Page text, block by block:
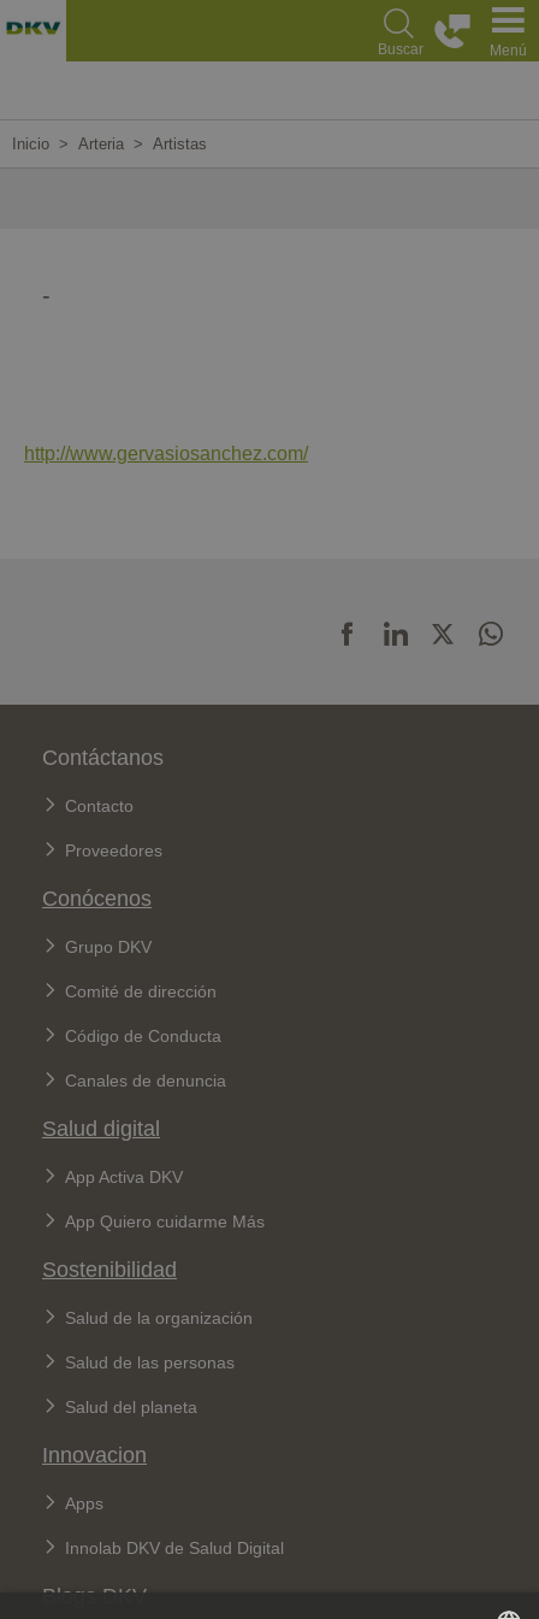
Buscar Menú
Inicio Arteria Artistas
-
http://www.gervasiosanchez.com/
Pie de página
Contáctanos
Contacto
Proveedores
Conócenos
Grupo DKV
Comité de dirección
Código de Conducta
Canales de denuncia
Salud digital
App Activa DKV
App Quiero cuidarme Más
Sostenibilidad
Salud de la organización
Salud de las personas
Salud del planeta
Innovacion
Apps
Innolab DKV de Salud Digital
Blogs DKV